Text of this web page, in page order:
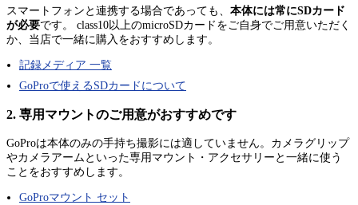
スマートフォンと連携する場合であっても、 本体には常にSDカード
が必要です。 class10以上のmicroSDカードをご自身でご用意いただく
か、当店で一緒に購入をおすすめします。
記録メディア 一覧
GoProで使えるSDカードについて
2. 専用マウントのご用意がおすすめです
GoProは本体のみの手持ち撮影には適していません。カメラグリップ
やカメラアームといった専用マウント・アクセサリーと一緒に使う
ことをおすすめします。
GoProマウント セット